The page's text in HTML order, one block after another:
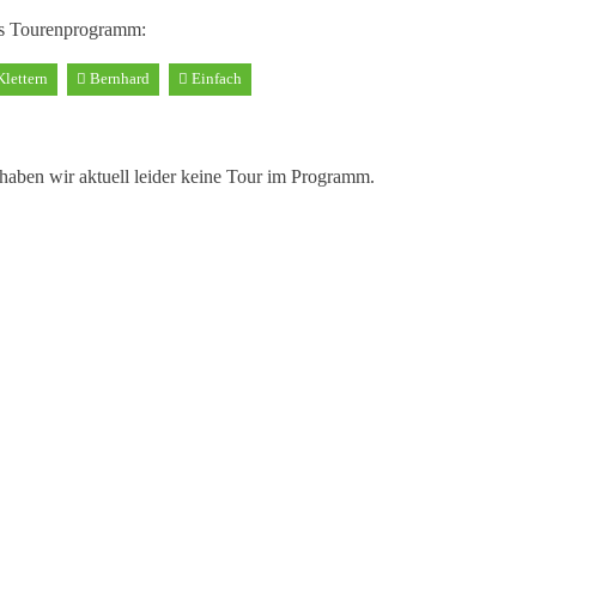
Tourenprogramm:
Bernhard Einfach
wir aktuell leider keine Tour im Programm.